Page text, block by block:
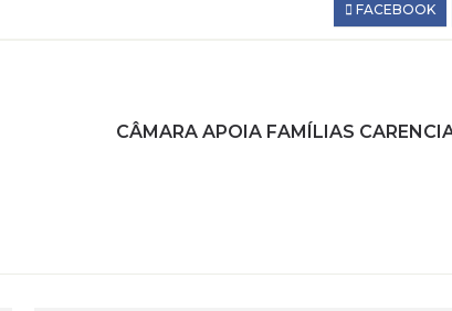
FACEBOOK
CÂMARA APOIA FAMÍLIAS